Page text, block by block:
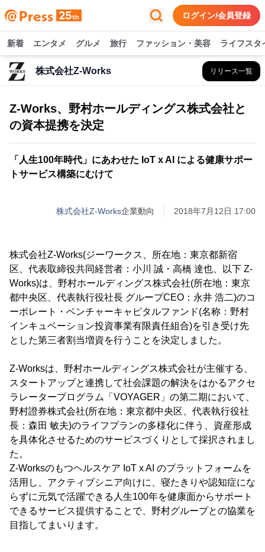
ログイン/会員登録
新着 エンタメ グルメ 旅行 ファッション・美容 ライフスタ
株式会社Z-Works リリース一覧
Z-Works、野村ホールディングス株式会社と
の資本提携を決定
「人生100年時代」にあわせた IoT x AI による健康サポー
トサービス構築にむけて
株式会社Z-Works企業動向 2018年7月12日 17:00
株式会社Z-Works(ジーワークス、所在地：東京都新宿
区、代表取締役共同経営者：小川 誠・高橋 達也、以下 Z-
Works)は、野村ホールディングス株式会社(所在地：東京
都中央区、代表執行役社長 グループCEO：永井 浩二)のコ
ーポレート・ベンチャーキャピタルファンド(名称：野村
インキュベーション投資事業有限責任組合)を引き受け先
とした第三者割当増資を行うことを決定しました。
Z-Worksは、野村ホールディングス株式会社が主催する、
スタートアップと連携して社会課題の解決をはかるアクセ
ラレータープログラム「VOYAGER」の第二期において、
野村證券株式会社(所在地：東京都中央区、代表執行役社
長：森田 敏夫)のライフプランの多様化に伴う、資産形成
を具体化させるためのサービスづくりとして採択されまし
た。
Z-Worksのもつヘルスケア IoT x AI のプラットフォームを
活用し、アクティブシニア向けに、寝たきりや認知症にな
らずに元気で活躍できる人生100年を健康面からサポート
できるサービス提供することで、野村グループとの協業を
目指してまいります。